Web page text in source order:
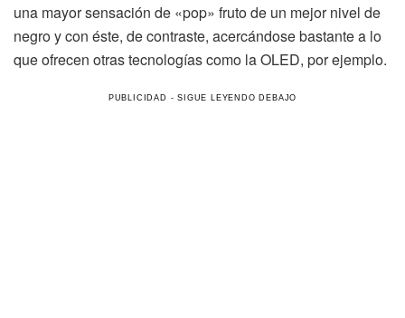
una mayor sensación de «pop» fruto de un mejor nivel de
negro y con éste, de contraste, acercándose bastante a lo
que ofrecen otras tecnologías como la OLED, por ejemplo.